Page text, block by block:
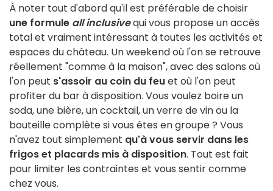
À noter tout d'abord qu'il est préférable de choisir
une formule all inclusivequi vous propose un accès
total et vraiment intéressant à toutes les activités et
espaces du château. Un weekend où l'on se retrouve
réellement "comme à la maison", avec des salons où
l'on peut s'assoir au coin du feuet où l'on peut
profiter du bar à disposition. Vous voulez boire un
soda, une bière, un cocktail, un verre de vin ou la
bouteille complète si vous êtes en groupe ? Vous
n'avez tout simplement qu'à vous servir dans les
frigos et placards mis à disposition. Tout est fait
pour limiter les contraintes et vous sentir comme
chez vous.